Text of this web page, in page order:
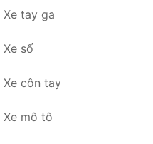
Xe tay ga
Xe số
Xe côn tay
Xe mô tô